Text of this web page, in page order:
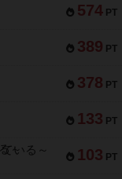
574 PT
389 PT
378 PT
133 PT
103 PT
いる～